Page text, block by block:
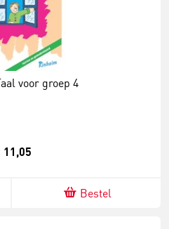
voor groep 4
11,05
Bestel